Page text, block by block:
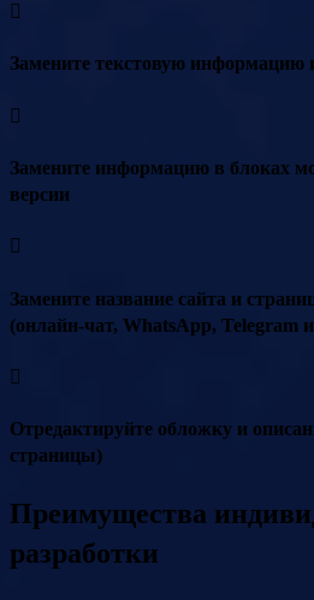
Замените текстовую информацию
Замените информацию в блоках
версии
Замените название сайта и
(онлайн-чат, WhatsApp, Telegram
Отредактируйте обложку и
страницы)
Преимущества
разработки